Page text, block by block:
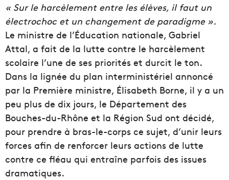
« Sur le harcèlement entre les élèves, il faut un
électrochoc et un changement de paradigme ».
Le ministre de l’Éducation nationale, Gabriel
Attal, a fait de la lutte contre le harcèlement
scolaire l’une de ses priorités et durcit le ton.
Dans la lignée du plan interministériel annoncé
par la Première ministre, Élisabeth Borne, il y a un
peu plus de dix jours, le Département des
Bouches-du-Rhône et la Région Sud ont décidé,
pour prendre à bras-le-corps ce sujet, d’unir leurs
forces afin de renforcer leurs actions de lutte
contre ce fléau qui entraîne parfois des issues
dramatiques.